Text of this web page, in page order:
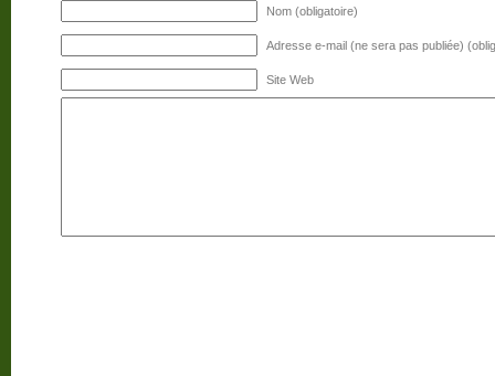
Nom (obligatoire)
Adresse e-mail (ne sera pas publiée)
Site Web